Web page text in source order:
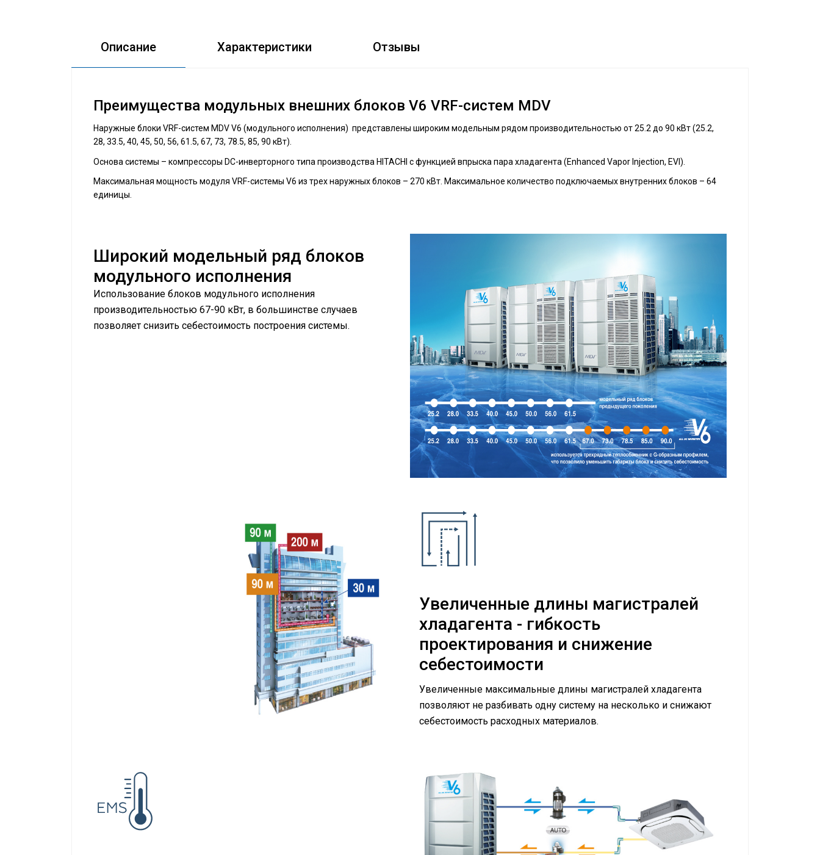
Описание Характеристики Отзывы
Преимущества модульных внешних блоков V6 VRF-систем MDV
Наружные блоки VRF-систем MDV V6 (модульного исполнения) представлены широким модельным рядом производительностью от 25.2 до 90 кВт (25.2,
28, 33.5, 40, 45, 50, 56, 61.5, 67, 73, 78.5, 85, 90 кВт).
Основа системы – ​компрессоры DC-инверторного типа производства HITACHI с функцией впрыска пара хладагента (Enhanced Vapor Injection, EVI).
Максимальная мощность модуля VRF-системы V6 из трех наружных блоков – ​270 кВт. Максимальное количество подключаемых внутренних блоков – ​64
единицы.
Широкий модельный ряд блоков
модульного исполнения
Использование блоков модульного исполнения
производительностью 67-90 кВт, в большинстве случаев
позволяет снизить себестоимость построения системы.
Увеличенные длины магистралей
хладагента - гибкость
проектирования и снижение
себестоимости
Увеличенные максимальные длины магистралей хладагента
позволяют не разбивать одну систему на несколько и снижают
себестоимость расходных материалов.